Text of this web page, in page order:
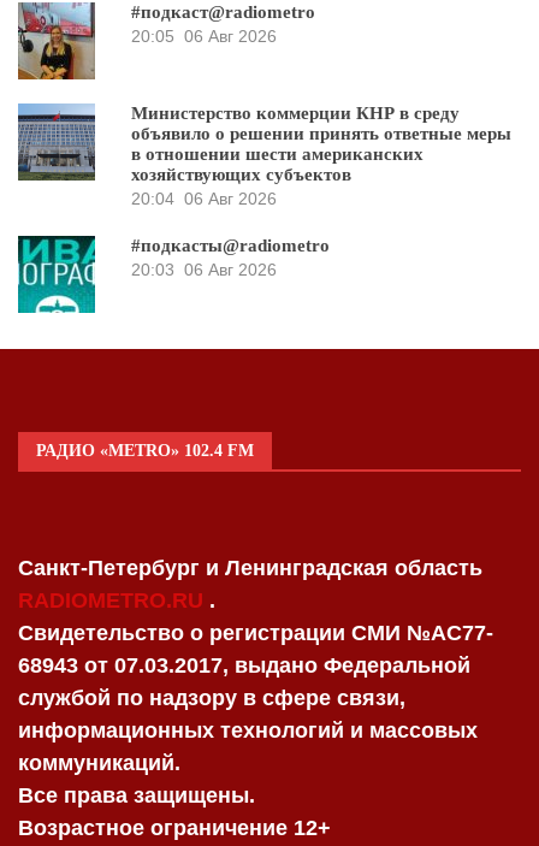
#подкаст@radiometro
20:05 06 Авг 2026
Министерство коммерции КНР в среду
объявило о решении принять ответные меры
в отношении шести американских
хозяйствующих субъектов
20:04 06 Авг 2026
#подкасты@radiometro
20:03 06 Авг 2026
РАДИО «METRO» 102.4 FM
Санкт-Петербург и Ленинградская область
RADIOMETRO.RU .
Свидетельство о регистрации СМИ №AC77-
68943 от 07.03.2017, выдано Федеральной
службой по надзору в сфере связи,
информационных технологий и массовых
коммуникаций.
Все права защищены.
Возрастное ограничение 12+